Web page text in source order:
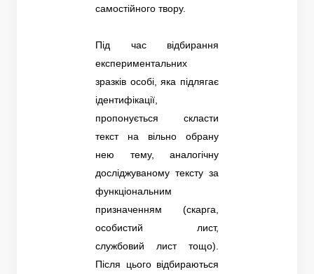
самостійного твору.
Під час відбирання
експериментальних
зразків особі, яка підлягає
ідентифікації,
пропонується скласти
текст на вільно обрану
нею тему, аналогічну
досліджуваному тексту за
функціональним
призначенням (скарга,
особистий лист,
службовий лист тощо).
Після цього відбираються